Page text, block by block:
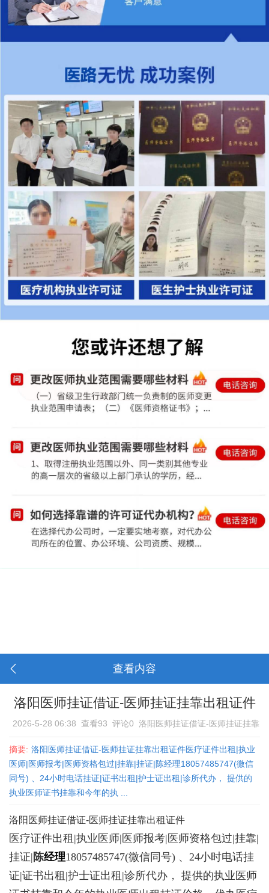
查看内容
洛阳医师挂证借证-医师挂证挂靠出租证件
2026-5-28 06:38 查看93 评论0 洛阳医师挂证借证-医师挂证挂靠
摘要: 洛阳医师挂证借证-医师挂证挂靠出租证件医疗证件出租|执业
医师|医师报考|医师资格包过|挂靠|挂证|陈经理18057485747(微信
同号) 、24小时电话挂证|证书出租|护士证出租|诊所代办， 提供的
执业医师证书挂靠和今年的执 ...
洛阳医师挂证借证-医师挂证挂靠出租证件
医疗证件出租|执业医师|医师报考|医师资格包过|挂靠|
挂证| 陈经理18057485747(微信同号) 、24小时电话挂
证|证书出租|护士证出租|诊所代办， 提供的执业医师